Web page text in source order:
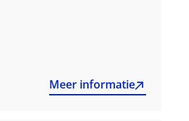
Meer informatie